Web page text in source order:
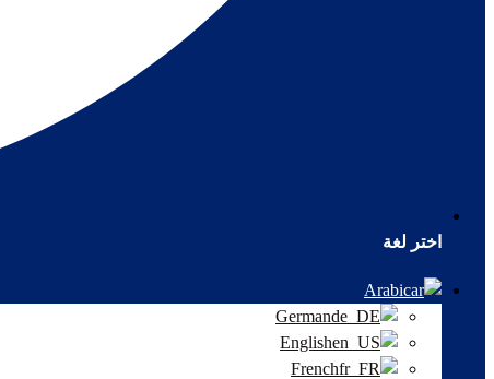
اختر لغة
Arabic
German
English
French